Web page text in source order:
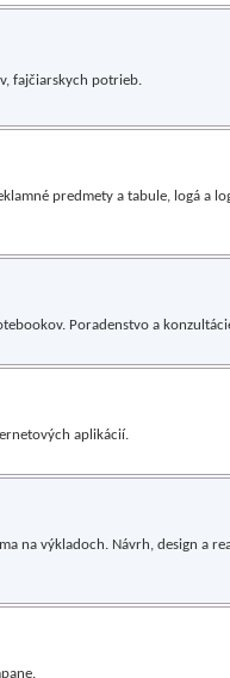
fajčiarskych potrieb.
predmety a tabule, logá a
Poradenstvo a
aplikácií.
na výkladoch. Návrh, design a